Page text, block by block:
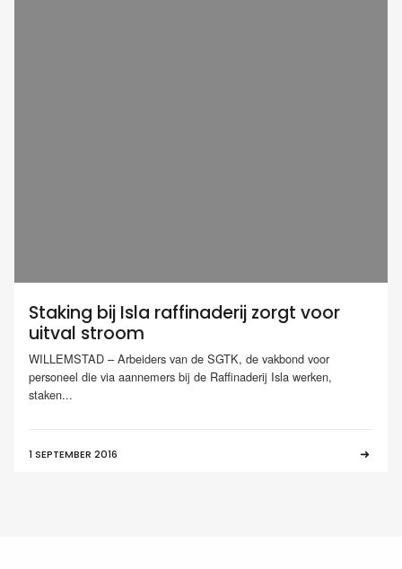
Staking bij Isla raffinaderij zorgt voor
uitval stroom
WILLEMSTAD – Arbeiders van de SGTK, de vakbond voor
personeel die via aannemers bij de Raffinaderij Isla werken,
staken...
1 SEPTEMBER 2016